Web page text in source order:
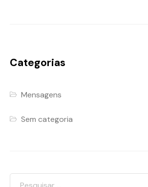
Categorias
Mensagens
Sem categoria